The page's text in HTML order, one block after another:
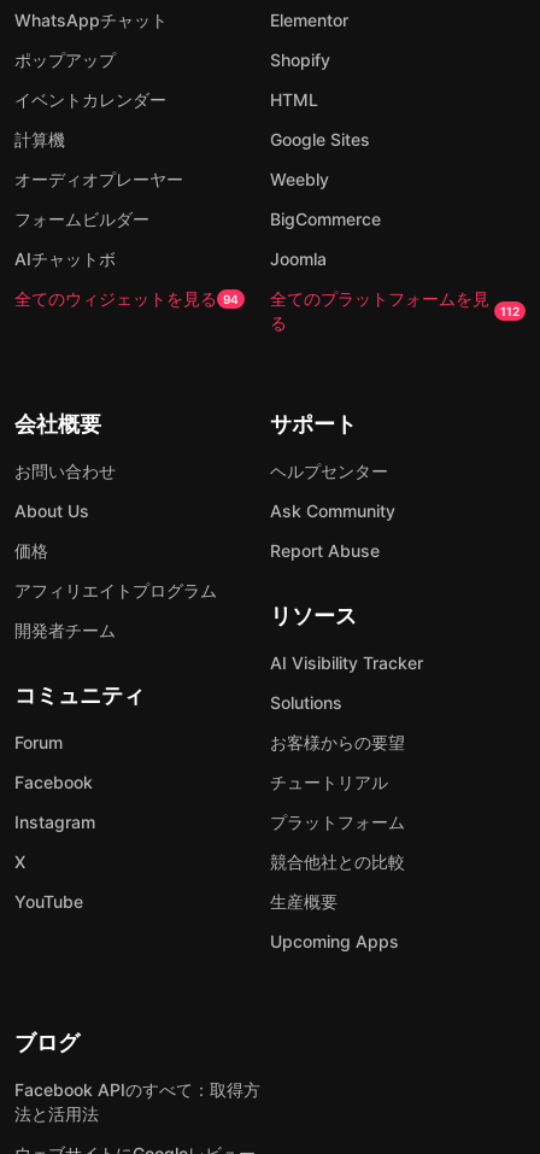
WhatsAppチャット
ポップアップ
イベントカレンダー
計算機
オーディオプレーヤー
フォームビルダー
AIチャットボ
全てのウィジェットを見る 94
Elementor
Shopify
HTML
Google Sites
Weebly
BigCommerce
Joomla
全てのプラットフォームを見
る
112
会社概要
お問い合わせ
About Us
価格
アフィリエイトプログラム
開発者チーム
コミュニティ
Forum
Facebook
Instagram
X
YouTube
サポート
ヘルプセンター
Ask Community
Report Abuse
リソース
AI Visibility Tracker
Solutions
お客様からの要望
チュートリアル
プラットフォーム
競合他社との比較
生産概要
Upcoming Apps
ブログ
Facebook APIのすべて：取得方
法と活用法